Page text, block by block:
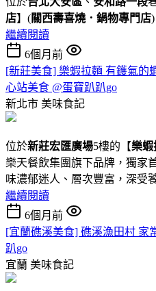
店】(關西壽喜燒．鍋物專門店)
繼續閱讀
6個月前
[新莊美食] 樂蝦拉麵 有鑊氣的
心站美食 @蛋寶趴趴go
新北市 美味食記
位於新莊宏匯廣場5樓的【樂蝦
樂天餐飲集團旗下品牌，獨家
味濃郁迷人、層次豐富，深受
繼續閱讀
6個月前
[宜蘭礁溪美食] 礁溪漁田村 家
趴go
宜蘭 美味食記